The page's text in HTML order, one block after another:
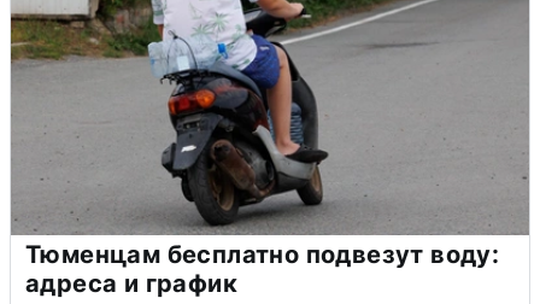
Тюменцам бесплатно подвезут воду:
адреса и график